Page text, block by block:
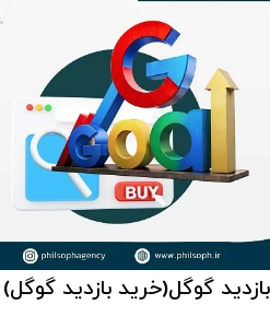
گوگل(خرید بازدید گوگل)